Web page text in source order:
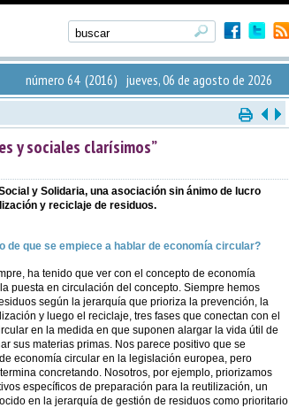
número 64 (2016) jueves, 06 de agosto de 2026
y sociales clarísimos”
y Solidaria, una asociación sin ánimo de lucro
y reciclaje de residuos.
de que se empiece a hablar de economía circular?
ha tenido que ver con el concepto de economía
puesta en circulación del concepto. Siempre hemos
según la jerarquía que prioriza la prevención, la
y luego el reciclaje, tres fases que conectan con el
en la medida en que suponen alargar la vida útil de
sus materias primas. Nos parece positivo que se
economía circular en la legislación europea, pero
concretando. Nosotros, por ejemplo, priorizamos
específicos de preparación para la reutilización, un
en la jerarquía de gestión de residuos como prioritario